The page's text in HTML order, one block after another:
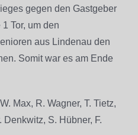
gegen den Gastgeber
Tor, um den
aus Lindenau den
Somit war es am Ende
Max, R. Wagner, T. Tietz,
Denkwitz, S. Hübner, F.